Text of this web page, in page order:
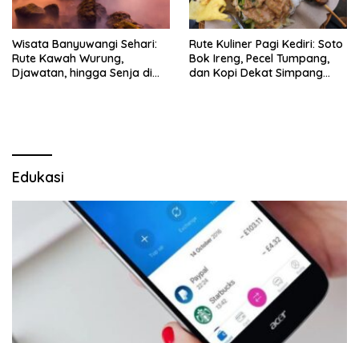
Wisata Banyuwangi Sehari:
Rute Kawah Wurung,
Djawatan, hingga Senja di
Rute Kuliner Pagi Kediri: Soto
Bok Ireng, Pecel Tumpang,
dan Kopi Dekat Simpang
Edukasi